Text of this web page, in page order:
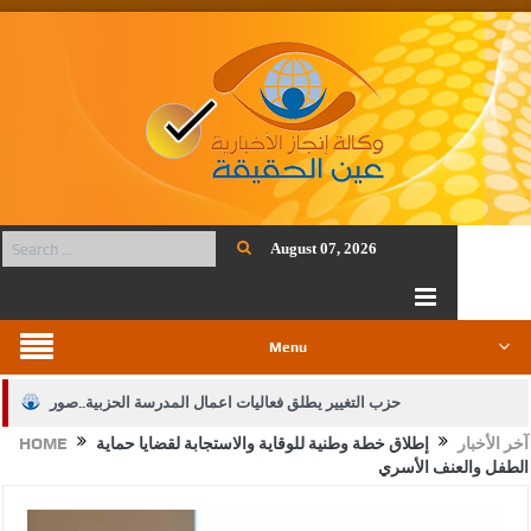
August 07, 2026
Menu
حزب التغيير يطلق فعاليات اعمال المدرسة الحزبية..صور
الجيش يفتح باب التجنيد لحملة البكالوريوس في الحقوق والقانونHOME آخر الأخبار
إطلاق خطة وطنية للوقاية والاستجابة لقضايا حماية
الطفل والعنف الأسري